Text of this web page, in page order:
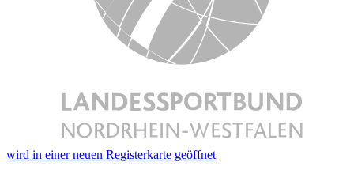
wird in einer neuen Registerkarte geöffnet